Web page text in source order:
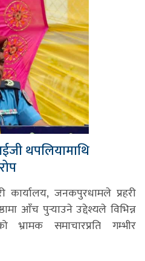
थपलियामाथि
कार्यालय, जनकपुरधामले प्रहरी
आँच पुर्‍याउने उद्देश्यले विभिन्न
भ्रामक समाचारप्रति गम्भीर